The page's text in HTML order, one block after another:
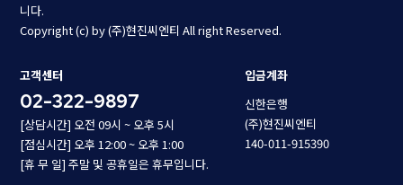
니다.
Copyright (c) by (주)현진씨엔티 All right Reserved.
고객센터
02-322-9897
[상담시간] 오전 09시 ~ 오후 5시
[점심시간] 오후 12:00 ~ 오후 1:00
[휴 무 일] 주말 및 공휴일은 휴무입니다.
입금계좌
신한은행
(주)현진씨엔티
140-011-915390